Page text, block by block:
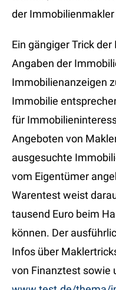
der Immobilienmakler
Ein gängiger Trick
Angaben der
Immobilienanzeigen
Immobilie
für
Angeboten von
ausgesuchte
vom Eigentümer
Warentest weist
tausend Euro beim
können. Der
Infos über
von Finanztest sowie